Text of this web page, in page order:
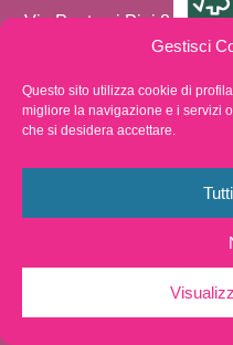
Gestisci
Questo sito utilizza cookie di
migliore la navigazione e i servizi
che si desidera accettare.
Via Ponte ai Pini 8
Spianate
Altopascio
Lucca – ITALIA
By
support
forest